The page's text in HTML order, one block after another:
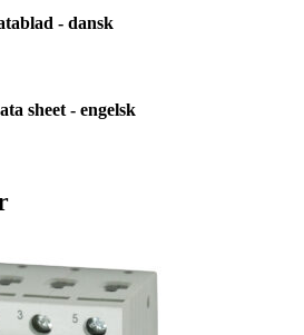
- dansk
sheet - engelsk